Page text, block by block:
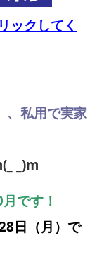
ックしてく
、私用で実家
_)m
です！
日（月）で